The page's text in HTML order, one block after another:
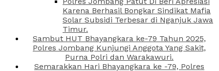
Karena Berhasil Bongkar Sindikat Mafia
Solar Subsidi Terbesar di Nganjuk Jawa
Timur.
Sambut HUT Bhayangkara ke-79 Tahun 2025,
Polres Jombang Kunjungi Anggota Yang Sakit,
Purna Polri dan Warakawuri.
Semarakkan Hari Bhayangkara ke -79, Polres